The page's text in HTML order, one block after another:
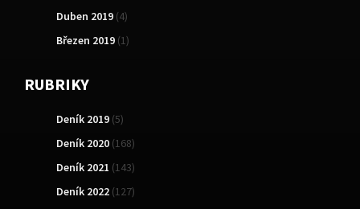
Duben 2019 (4)
Březen 2019 (1)
RUBRIKY
Deník 2019 (5)
Deník 2020 (168)
Deník 2021 (143)
Deník 2022 (127)